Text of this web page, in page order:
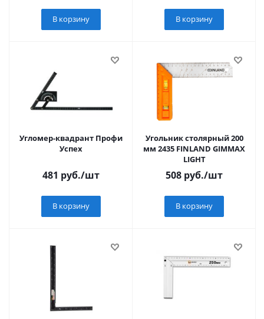
В корзину В корзину
Угломер-квадрант Профи
Успех
481 руб./шт
В корзину
Угольник столярный 200
мм 2435 FINLAND GIMMAX
LIGHT
508 руб./шт
В корзину